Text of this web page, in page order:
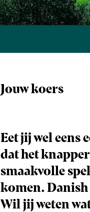
Jouw koers
Eet jij wel eens
dat het
smaakvolle
komen.
Wil jij weten